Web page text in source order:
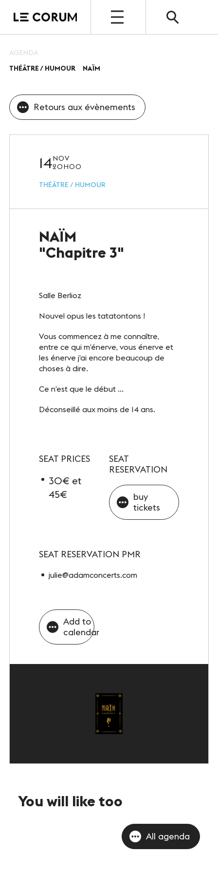
ESPACE PRO
Nos espaces
Vos évènements, nos références
Nos services
Nos offres spéciales
Le Club
Notre savoir-faire
Photothèque
ESPACE GRAND PUBLIC
Agenda
Accès
Accessibilité PMR
Restauration et hébergement
Objets perdus et trouvés
Contact
FOLLOW-US
Facebook
AGENDA
THÉÂTRE / HUMOUR
NAÏM
Retours aux évènements
14NOV
20H00
THÉÂTRE / HUMOUR
NAÏM
"Chapitre 3"
Salle Berlioz
Nouvel opus les tatatontons !
Vous commencez à me connaître,
entre ce qui m’énerve, vous énerve et
les énerve j’ai encore beaucoup de
choses à dire.
Ce n’est que le début ...
Déconseillé aux moins de 14 ans.
SEAT PRICES
30€ et
45€
SEAT
RESERVATION
buy
tickets
SEAT RESERVATION PMR
julie@adamconcerts.com
Add to
calendar
You will like too
All agenda